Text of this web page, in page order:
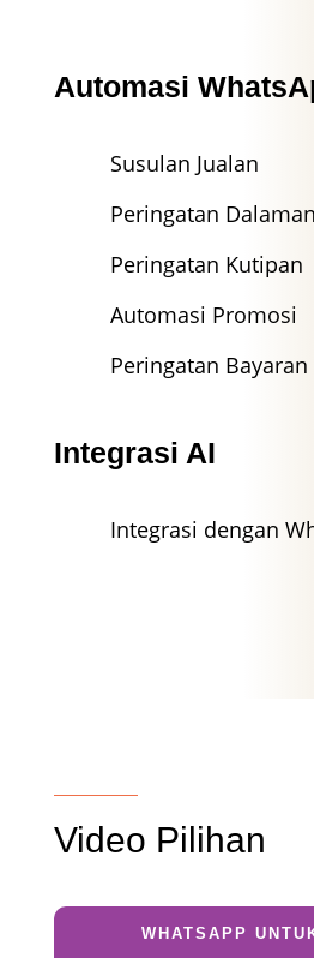
Automasi
Susulan Jualan
Peringatan Dalaman
Peringatan Kutipan
Automasi Promosi
Peringatan Bayaran
Integrasi AI
Integrasi dengan
Video Pilihan
WHATSAPP